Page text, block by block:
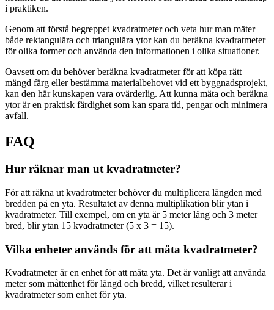
i praktiken.
Genom att förstå begreppet kvadratmeter och veta hur man mäter
både rektangulära och triangulära ytor kan du beräkna kvadratmeter
för olika former och använda den informationen i olika situationer.
Oavsett om du behöver beräkna kvadratmeter för att köpa rätt
mängd färg eller bestämma materialbehovet vid ett byggnadsprojekt,
kan den här kunskapen vara ovärderlig. Att kunna mäta och beräkna
ytor är en praktisk färdighet som kan spara tid, pengar och minimera
avfall.
FAQ
Hur räknar man ut kvadratmeter?
För att räkna ut kvadratmeter behöver du multiplicera längden med
bredden på en yta. Resultatet av denna multiplikation blir ytan i
kvadratmeter. Till exempel, om en yta är 5 meter lång och 3 meter
bred, blir ytan 15 kvadratmeter (5 x 3 = 15).
Vilka enheter används för att mäta kvadratmeter?
Kvadratmeter är en enhet för att mäta yta. Det är vanligt att använda
meter som måttenhet för längd och bredd, vilket resulterar i
kvadratmeter som enhet för yta.